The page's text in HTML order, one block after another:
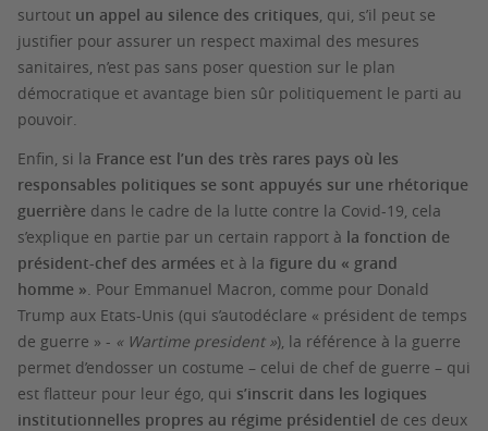
surtout un appel au silence des critiques, qui, s’il peut se
justifier pour assurer un respect maximal des mesures
sanitaires, n’est pas sans poser question sur le plan
démocratique et avantage bien sûr politiquement le parti au
pouvoir.
Enfin, si la France est l’un des très rares pays où les
responsables politiques se sont appuyés sur une rhétorique
guerrière dans le cadre de la lutte contre la Covid-19, cela
s’explique en partie par un certain rapport à la fonction de
président-chef des armées et à la figure du « grand
homme ». Pour Emmanuel Macron, comme pour Donald
Trump aux Etats-Unis (qui s’autodéclare « président de temps
de guerre » - « Wartime president »), la référence à la guerre
permet d’endosser un costume – celui de chef de guerre – qui
est flatteur pour leur égo, qui s’inscrit dans les logiques
institutionnelles propres au régime présidentiel de ces deux